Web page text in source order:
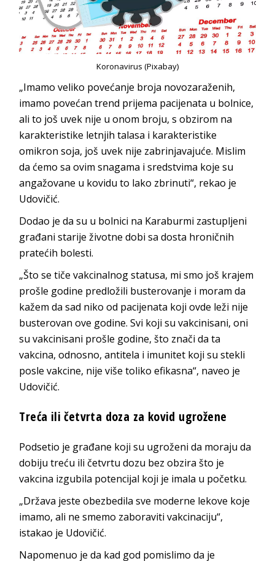
Koronavirus (Pixabay)
„Imamo veliko povećanje broja novozaraženih,
imamo povećan trend prijema pacijenata u bolnice,
ali to još uvek nije u onom broju, s obzirom na
karakteristike letnjih talasa i karakteristike
omikron soja, još uvek nije zabrinjavajuće. Mislim
da ćemo sa ovim snagama i sredstvima koje su
angažovane u kovidu to lako zbrinuti“, rekao je
Udovičić.
Dodao je da su u bolnici na Karaburmi zastupljeni
građani starije životne dobi sa dosta hroničnih
pratećih bolesti.
„Što se tiče vakcinalnog statusa, mi smo još krajem
prošle godine predložili busterovanje i moram da
kažem da sad niko od pacijenata koji ovde leži nije
busterovan ove godine. Svi koji su vakcinisani, oni
su vakcinisani prošle godine, što znači da ta
vakcina, odnosno, antitela i imunitet koji su stekli
posle vakcine, nije više toliko efikasna“, naveo je
Udovičić.
Treća ili četvrta doza za kovid ugrožene
Podsetio je građane koji su ugroženi da moraju da
dobiju treću ili četvrtu dozu bez obzira što je
vakcina izgubila potencijal koji je imala u početku.
„Država jeste obezbedila sve moderne lekove koje
imamo, ali ne smemo zaboraviti vakcinaciju“,
istakao je Udovičić.
Napomenuo je da kad god pomislimo da je